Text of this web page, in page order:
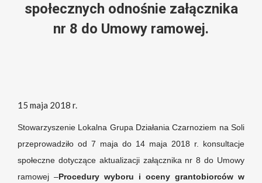
społecznych odnośnie załącznika
nr 8 do Umowy ramowej.
15 maja 2018 r.
Stowarzyszenie Lokalna Grupa Działania Czarnoziem na Soli
przeprowadziło od 7 maja do 14 maja 2018 r. konsultacje
społeczne dotyczące aktualizacji załącznika nr 8 do Umowy
ramowej –Procedury wyboru i oceny grantobiorców w